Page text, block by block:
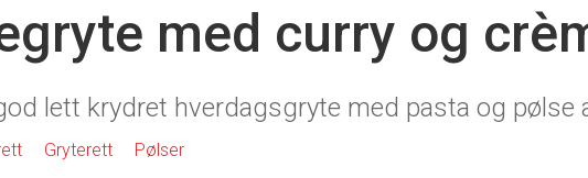
med curry og
lett krydret hverdagsgryte med pasta og pølse
Gryterett Pølser